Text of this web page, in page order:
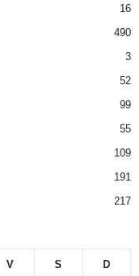
16
490
3
52
99
55
109
191
217
V S D